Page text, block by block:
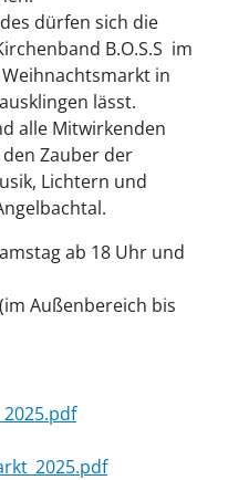
dürfen sich die
B.O.S.S im
in
lässt.
alle Mitwirkenden
Zauber der
Lichtern und
ab 18 Uhr und
Außenbereich bis